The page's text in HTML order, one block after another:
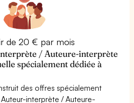
de 20 € par mois
/ Auteure-interprète
spécialement dédiée à
des offres spécialement
interprète / Auteure-